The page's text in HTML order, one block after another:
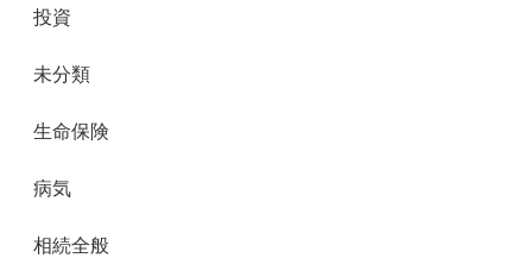
投資
未分類
生命保険
病気
相続全般